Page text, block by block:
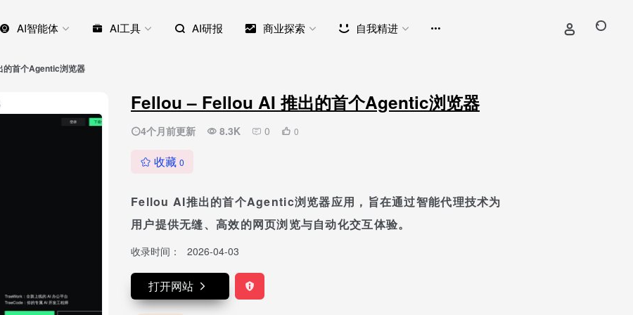
AI智能体 AI工具 AI研报 商业探索 自我精进
的首个Agentic浏览器
Fellou – Fellou AI 推出的首个Agentic浏览器
4个月前更新 8.3K 0 0
收藏 0
Fellou AI推出的首个Agentic浏览器应用，旨在通过智能代理技术为
用户提供无缝、高效的网页浏览与自动化交互体验。
收录时间： 2026-04-03
打开网站